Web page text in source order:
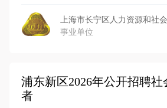
上海市长宁区人力资源和社
事业单位
浦东新区2026年公开招聘
者